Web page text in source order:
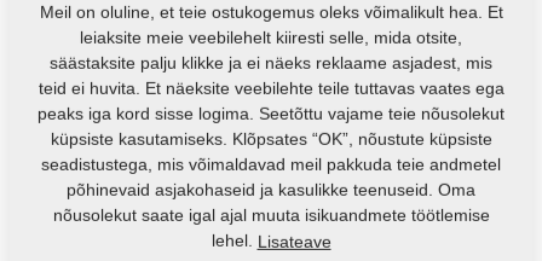
3012640
Meil on oluline, et teie ostukogemus oleks võimalikult hea. Et
leiaksite meie veebilehelt kiiresti selle, mida otsite,
säästaksite palju klikke ja ei näeks reklaame asjadest, mis
teid ei huvita. Et näeksite veebilehte teile tuttavas vaates ega
peaks iga kord sisse logima. Seetõttu vajame teie nõusolekut
küpsiste kasutamiseks. Klõpsates “OK”, nõustute küpsiste
seadistustega, mis võimaldavad meil pakkuda teie andmetel
põhinevaid asjakohaseid ja kasulikke teenuseid. Oma
nõusolekut saate igal ajal muuta isikuandmete töötlemise
lehel. Lisateave